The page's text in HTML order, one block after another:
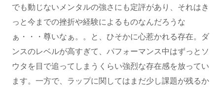
でも動じないメンタルの強さにも定評があり、それはき
っと今までの挫折や経験によるものなんだろうな
ぁ・・・尊いなぁ。。と、ひそかに心惹かれる存在。ダ
ンスのレベルが高すぎて、パフォーマンス中はずっとソ
ウタを目で追ってしまうくらい強烈な存在感を放ってい
ます。一方で、ラップに関してはまだ少し課題が残るか